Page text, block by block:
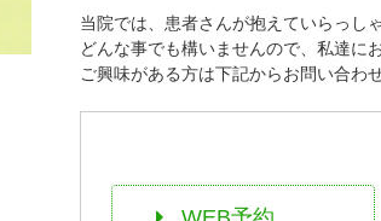
当院では、患者さんが抱えていらっし
どんな事でも構いませんので、私達に
ご興味がある方は下記からお問い合わ